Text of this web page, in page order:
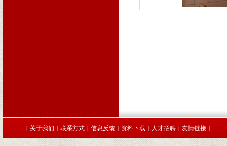
| 关于我们 | 联系方式 | 信息反馈 | 资料下载 | 人才招聘 | 友情链接 |